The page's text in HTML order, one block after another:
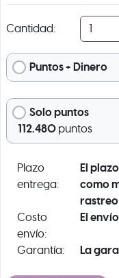
Cantidad:
Puntos + Dinero
Solo puntos
112.480 puntos
Plazo
entrega:
El
como
Costo
envío:
El
Garantía: La